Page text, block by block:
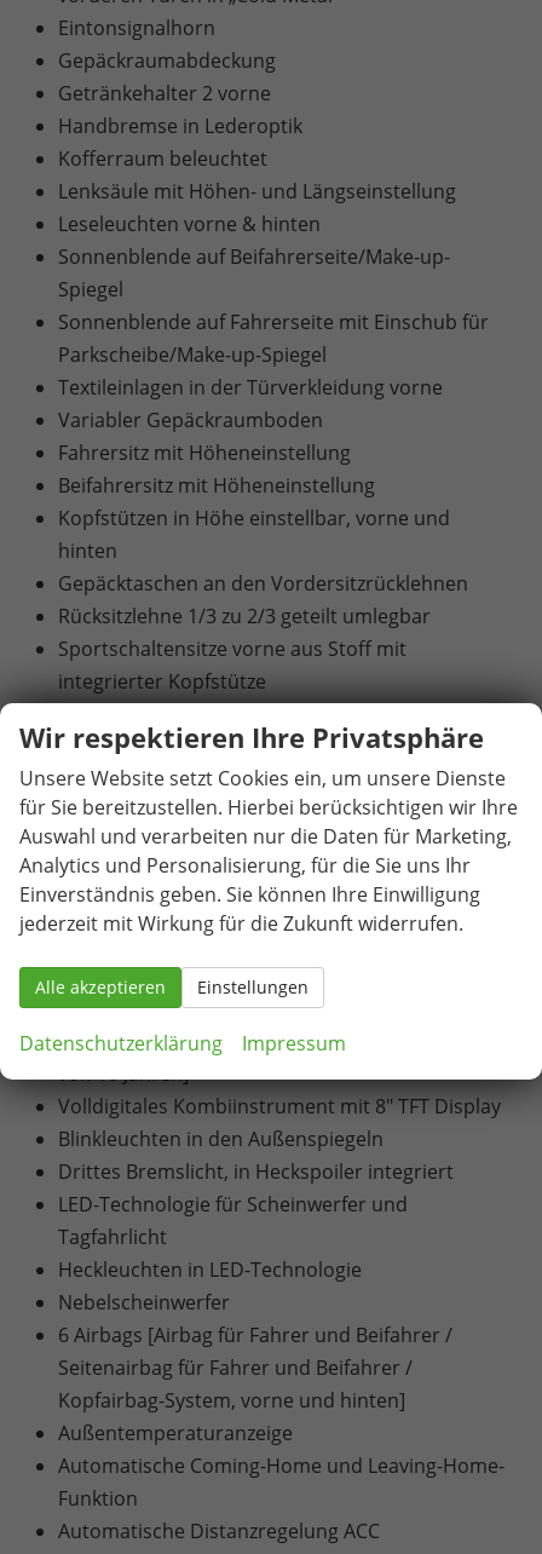
Eintonsignalhorn
Gepäckraumabdeckung
Getränkehalter 2 vorne
Handbremse in Lederoptik
Kofferraum beleuchtet
Lenksäule mit Höhen- und Längseinstellung
Leseleuchten vorne & hinten
Sonnenblende auf Beifahrerseite/Make-up-
Spiegel
Sonnenblende auf Fahrerseite mit Einschub für
Parkscheibe/Make-up-Spiegel
Textileinlagen in der Türverkleidung vorne
Variabler Gepäckraumboden
Fahrersitz mit Höheneinstellung
Beifahrersitz mit Höheneinstellung
Kopfstützen in Höhe einstellbar, vorne und
hinten
Gepäcktaschen an den Vordersitzrücklehnen
Rücksitzlehne 1/3 zu 2/3 geteilt umlegbar
Sportschaltensitze vorne aus Stoff mit
integrierter Kopfstütze
Gebläse und Umluftschaltung
2-Zonen-Climatronic (Klimaanlage mit
elektronischer Temperaturregelung)
Pollenfilter
6 Lautsprecher
Infotainmentsystem mit 8,25" Display [USB-C-
Schnittstelle / Bluetooth-Schnittstelle mit
integrierter Freisprechanlage und Audio-
Streaming / Vorbereitet für die Aktivierung von
SEAT CONNECT mit kostenloser Vertragslaufzeit
von 10 Jahren]
Volldigitales Kombiinstrument mit 8" TFT Display
Blinkleuchten in den Außenspiegeln
Drittes Bremslicht, in Heckspoiler integriert
LED-Technologie für Scheinwerfer und
Tagfahrlicht
Heckleuchten in LED-Technologie
Nebelscheinwerfer
6 Airbags [Airbag für Fahrer und Beifahrer /
Seitenairbag für Fahrer und Beifahrer /
Kopfairbag-System, vorne und hinten]
Außentemperaturanzeige
Automatische Coming-Home und Leaving-Home-
Funktion
Automatische Distanzregelung ACC
Wir respektieren Ihre Privatsphäre
Unsere Website setzt Cookies ein, um unsere Dienste
für Sie bereitzustellen. Hierbei berücksichtigen wir Ihre
Auswahl und verarbeiten nur die Daten für Marketing,
Analytics und Personalisierung, für die Sie uns Ihr
Einverständnis geben. Sie können Ihre Einwilligung
jederzeit mit Wirkung für die Zukunft widerrufen.
Alle akzeptieren Einstellungen
Datenschutzerklärung Impressum